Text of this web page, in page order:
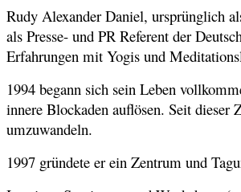
Rudy Alexander Daniel, ursprünglich
als Presse- und PR Referent der
Erfahrungen mit Yogis und
1994 begann sich sein Leben
innere Blockaden auflösen. Seit dieser
umzuwandeln.
1997 gründete er ein Zentrum und